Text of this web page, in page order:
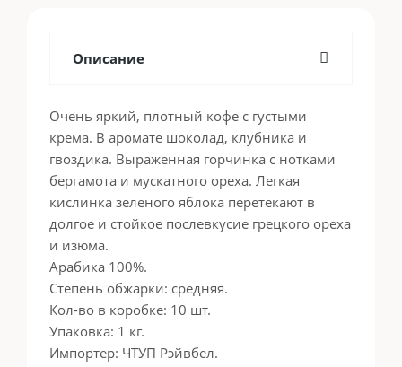
Описание
Очень яркий, плотный кофе с густыми
крема. В аромате шоколад, клубника и
гвоздика. Выраженная горчинка с нотками
бергамота и мускатного ореха. Легкая
кислинка зеленого яблока перетекают в
долгое и стойкое послевкусие грецкого ореха
и изюма.
Арабика 100%.
Степень обжарки: средняя.
Кол-во в коробке: 10 шт.
Упаковка: 1 кг.
Импортер: ЧТУП Рэйвбел.